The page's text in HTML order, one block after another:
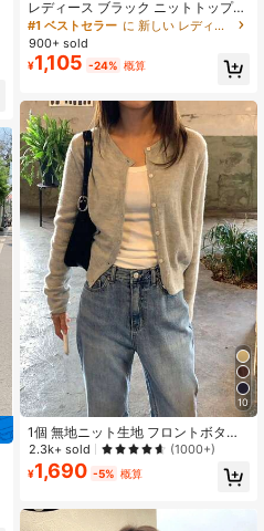
レディース ブラック ニットトップス
フリルトリム付き、薄手 ルーズ スラ
ウチ シングルブレスト UVカットト
ップス、透かし編み 通気性、アウト
ドア アームカバー 夏用
#1 ベストセラー
に 新しい レディースニットウェア
900+ sold
¥1,105 -24% 概算
10
1個 無地ニット生地 フロントボタン
カーディガン、軽量で日常着に最
適、春/夏/秋
2.3k+ sold (1000+)
¥1,690 -5% 概算